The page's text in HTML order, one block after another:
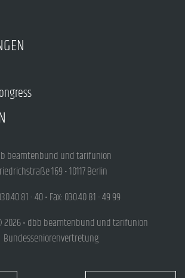
beamtenbund und tarifunion
169 • 10117 Berlin
81 - 40 • Fax: 030.40 81 - 49 99
2026 • dbb beamtenbund und tarifunion
Bundesseniorenvertretung